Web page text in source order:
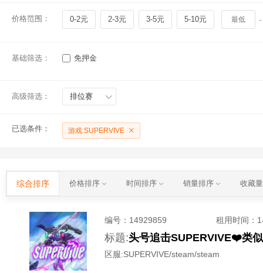
价格范围： 0-2元 2-3元 3-5元 5-10元 -
基础筛选： 免押金
高级筛选： 排位赛
已选条件： 游戏:SUPERVIVE
综合排序 价格排序 时间排序 销量排序 收藏
编号： 14929859 租用时间 ：
标题:
区服:SUPERVIVE/steam/steam